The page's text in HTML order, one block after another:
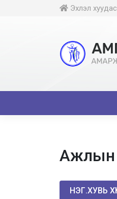
Эхлэл хуудас
Ажлын
НЭГ.ХУВЬ